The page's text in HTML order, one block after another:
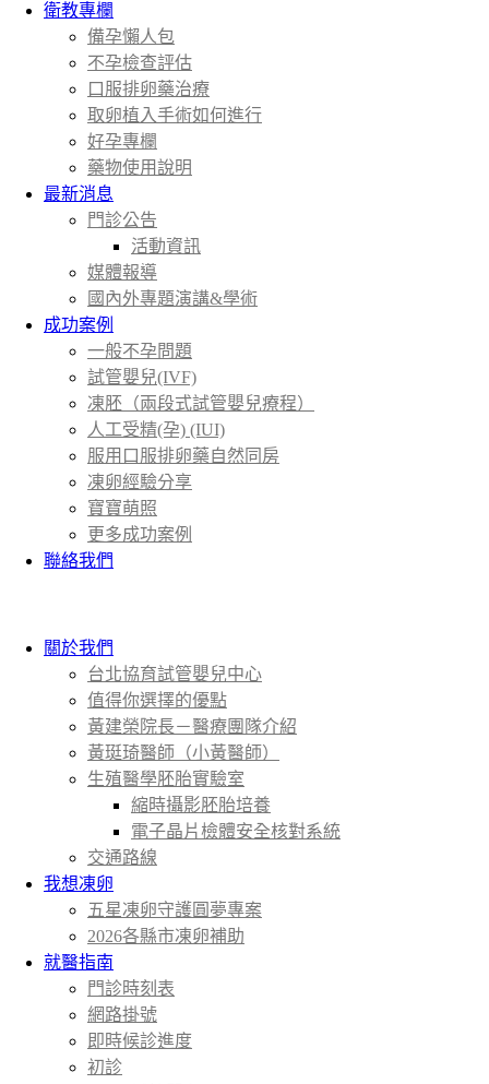
衛教專欄
備孕懶人包
不孕檢查評估
口服排卵藥治療
取卵植入手術如何進行
好孕專欄
藥物使用說明
最新消息
門診公告
活動資訊
媒體報導
國內外專題演講&學術
成功案例
一般不孕問題
試管嬰兒(IVF)
凍胚（兩段式試管嬰兒療程）
人工受精(孕) (IUI)
服用口服排卵藥自然同房
凍卵經驗分享
寶寶萌照
更多成功案例
聯絡我們
關於我們
台北協育試管嬰兒中心
值得你選擇的優點
黃建榮院長－醫療團隊介紹
黃珽琦醫師（小黃醫師）
生殖醫學胚胎實驗室
縮時攝影胚胎培養
電子晶片檢體安全核對系統
交通路線
我想凍卵
五星凍卵守護圓夢專案
2026各縣市凍卵補助
就醫指南
門診時刻表
網路掛號
即時候診進度
初診